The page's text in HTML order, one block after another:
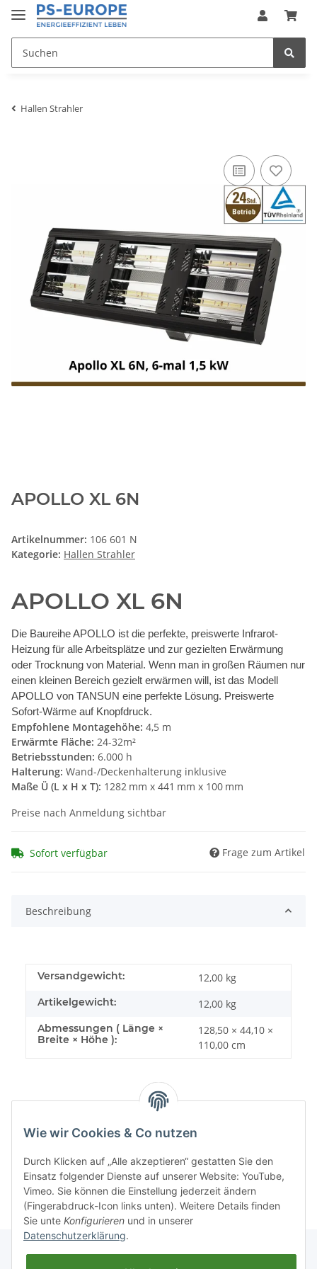
Hallen Strahler
APOLLO XL 6N
Artikelnummer: 106 601 N
Kategorie: Hallen Strahler
APOLLO XL 6N
Die Baureihe APOLLO ist die perfekte, preiswerte Infrarot-
Heizung für alle Arbeitsplätze und zur gezielten Erwärmung
oder Trocknung von Material. Wenn man in großen Räumen nur
einen kleinen Bereich gezielt erwärmen will, ist das Modell
APOLLO von TANSUN eine perfekte Lösung. Preiswerte
Sofort-Wärme auf Knopfdruck.
Empfohlene Montagehöhe: 4,5 m
Erwärmte Fläche: 24-32m²
Betriebsstunden: 6.000 h
Halterung: Wand-/Deckenhalterung inklusive
Maße Ü (L x H x T): 1282 mm x 441 mm x 100 mm
Preise nach Anmeldung sichtbar
Sofort verfügbar Frage zum Artikel
Beschreibung
Versandgewicht: 12,00 kg
Artikelgewicht: 12,00 kg
Abmessungen ( Länge ×
Breite × Höhe ):
128,50 × 44,10 ×
110,00 cm
Sonstiges
Wie wir Cookies & Co nutzen
Durch Klicken auf „Alle akzeptieren“ gestatten Sie den
Einsatz folgender Dienste auf unserer Website: YouTube,
Vimeo. Sie können die Einstellung jederzeit ändern
(Fingerabdruck-Icon links unten). Weitere Details finden
Sie unte Konfigurieren und in unserer
Datenschutzerklärung.